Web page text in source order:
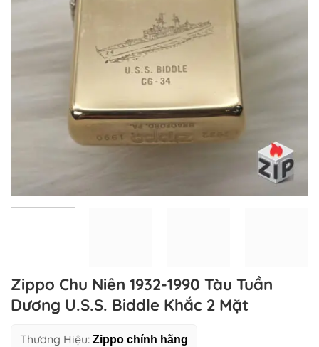
Zippo Chu Niên 1932-1990 Tàu Tuần
Dương U.S.S. Biddle Khắc 2 Mặt
Thương Hiệu: Zippo chính hãng